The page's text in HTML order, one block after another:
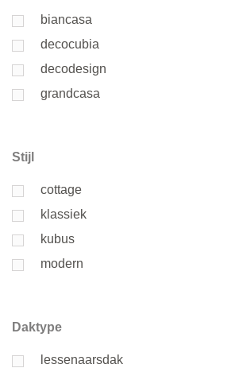
biancasa
decocubia
decodesign
grandcasa
Stijl
cottage
klassiek
kubus
modern
Daktype
lessenaarsdak